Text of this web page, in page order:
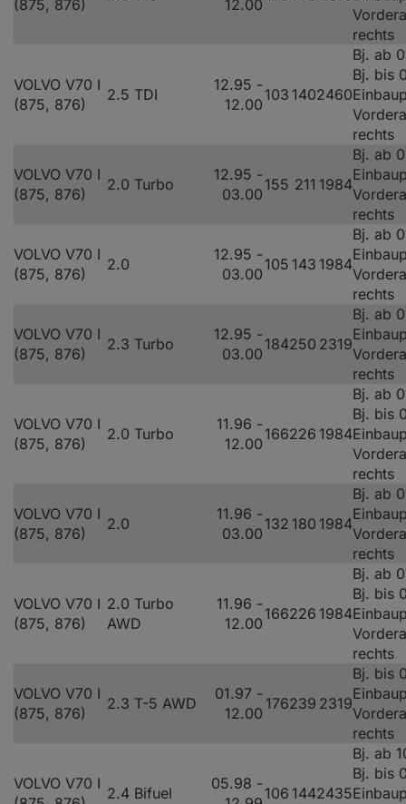
(875, 876)
12.00
rechts
VOLVO V70 I
(875, 876)
2.5 TDI
12.95 -
12.00
103 1402460
Bj. ab
Bj. bis
rechts
VOLVO V70 I
(875, 876)
2.0 Turbo
12.95 -
03.00
155 211 1984
Bj. ab
rechts
VOLVO V70 I
(875, 876)
2.0
12.95 -
03.00
105 143 1984
Bj. ab
rechts
VOLVO V70 I
(875, 876)
2.3 Turbo
12.95 -
03.00
184250 2319
Bj. ab
rechts
VOLVO V70 I
(875, 876)
2.0 Turbo
11.96 -
12.00
166226 1984
Bj. ab
Bj. bis
rechts
VOLVO V70 I
(875, 876)
2.0
11.96 -
03.00
132 180 1984
Bj. ab
rechts
VOLVO V70 I
(875, 876)
2.0 Turbo
AWD
11.96 -
12.00
166226 1984
Bj. ab
Bj. bis
rechts
VOLVO V70 I
(875, 876)
2.3 T-5 AWD
01.97 -
12.00
176239 2319
Bj. bis
rechts
VOLVO V70 I
2.4 Bifuel
05.98 -
106 1442435
Bj. ab
Bj. bis